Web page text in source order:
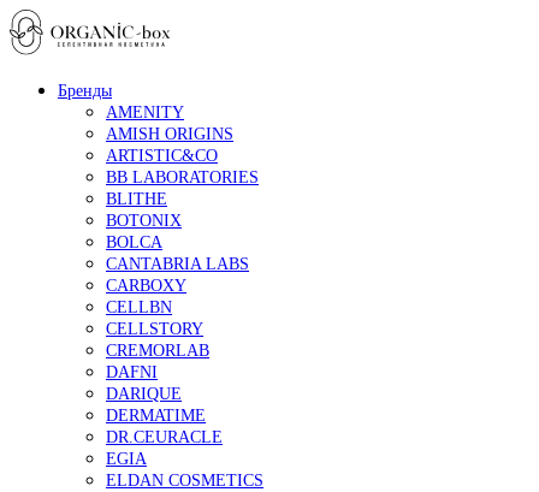
Бренды
AMENITY
AMISH ORIGINS
ARTISTIC&CO
BB LABORATORIES
BLITHE
BOTONIX
BOLCA
CANTABRIA LABS
CARBOXY
CELLBN
CELLSTORY
CREMORLAB
DAFNI
DARIQUE
DERMATIME
DR.CEURACLE
EGIA
ELDAN COSMETICS